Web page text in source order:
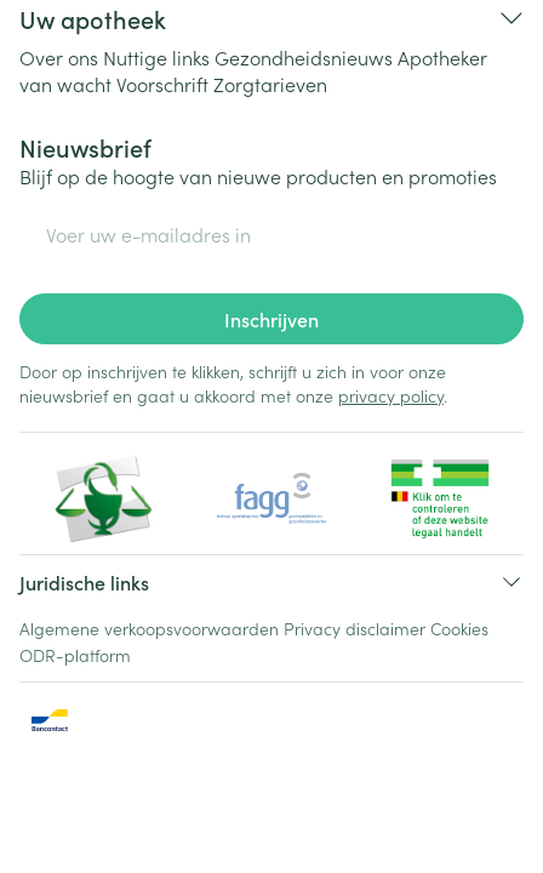
Uw apotheek
Over ons Nuttige links Gezondheidsnieuws Apotheker
van wachtVoorschriftZorgtarieven
Nieuwsbrief
Blijf op de hoogte van nieuwe producten en promoties
Inschrijven
Door op inschrijven te klikken, schrijft u zich in voor onze
nieuwsbrief en gaat u akkoord met onze privacy policy.
Juridische links
Algemene verkoopsvoorwaarden Privacy disclaimer Cookies
ODR-platform